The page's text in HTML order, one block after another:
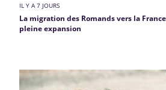
IL Y A 7 JOURS
La migration des Romands vers la
pleine expansion